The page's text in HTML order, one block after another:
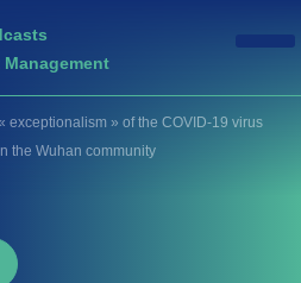
exceptionalism » of the COVID-19 virus
the Wuhan community